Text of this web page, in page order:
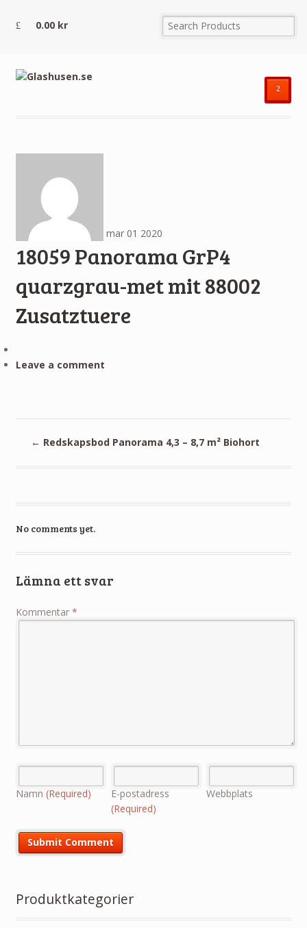
0.00 kr
²
mar 01 2020
18059 Panorama GrP4
quarzgrau-met mit 88002
Zusatztuere
Leave a comment
← Redskapsbod Panorama 4,3 – 8,7 m² Biohort
No comments yet.
Lämna ett svar
Kommentar *
Namn (Required)
E-postadress
(Required)
Webbplats
Produktkategorier